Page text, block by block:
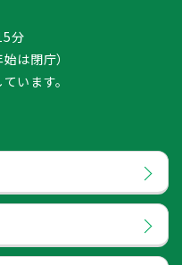
分
は閉庁）
います。